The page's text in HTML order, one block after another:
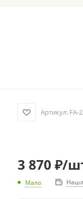
Артикул: FA-
3 870 ₽/
Мало